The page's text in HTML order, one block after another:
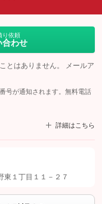
り依頼
合わせ
とはありません。 メールア
号が通知されます。無料電話
詳細はこちら
から「許可する」ボタンを押
東１丁目１１－２７